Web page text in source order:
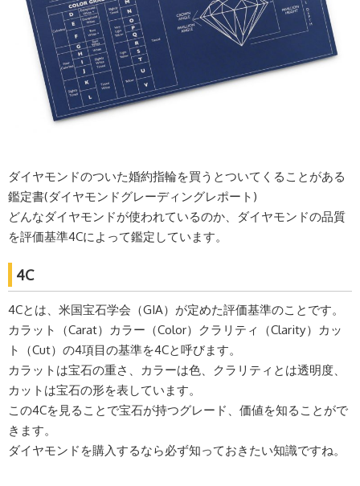
ダイヤモンドのついた婚約指輪を買うとついてくることがある
鑑定書(ダイヤモンドグレーディングレポート)
どんなダイヤモンドが使われているのか、ダイヤモンドの品質
を評価基準4Cによって鑑定しています。
4C
4Cとは、米国宝石学会（GIA）が定めた評価基準のことです。
カラット（Carat）カラー（Color）クラリティ（Clarity）カッ
ト（Cut）の4項目の基準を4Cと呼びます。
カラットは宝石の重さ、カラーは色、クラリティとは透明度、
カットは宝石の形を表しています。
この4Cを見ることで宝石が持つグレード、価値を知ることがで
きます。
ダイヤモンドを購入するなら必ず知っておきたい知識ですね。